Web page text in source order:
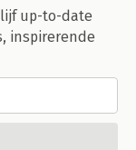
up-to-date
inspirerende